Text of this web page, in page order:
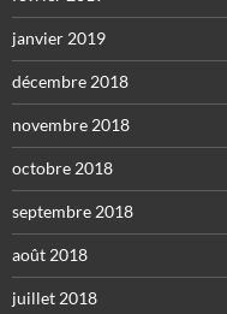
janvier 2019
décembre 2018
novembre 2018
octobre 2018
septembre 2018
août 2018
juillet 2018